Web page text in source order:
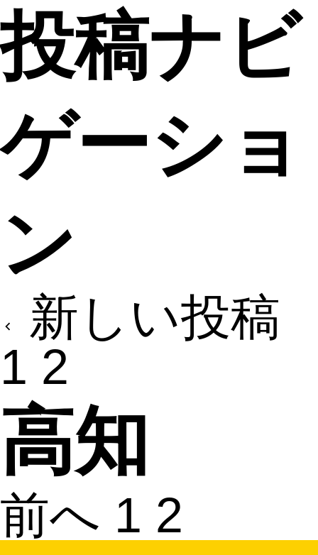
投稿ナビ
ゲーショ
ン
新しい投稿
1 2
高知
前へ 1 2